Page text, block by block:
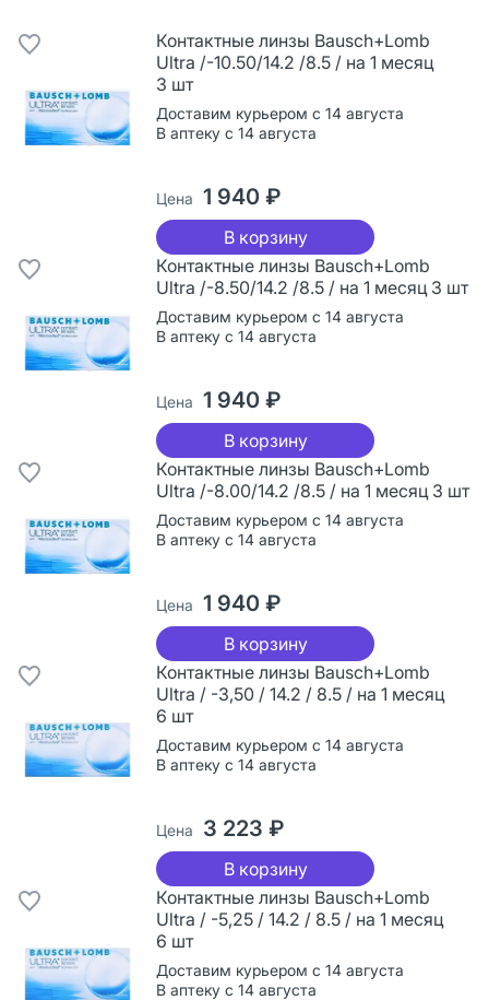
Контактные линзы Bausch+Lomb
Ultra /-10.50/14.2 /8.5 / на 1 месяц
3 шт
Доставим курьером с 14 августа
В аптеку с 14 августа
Цена 1 940 ₽
В корзину
Контактные линзы Bausch+Lomb
Ultra /-8.50/14.2 /8.5 / на 1 месяц 3 шт
Доставим курьером с 14 августа
В аптеку с 14 августа
Цена 1 940 ₽
В корзину
Контактные линзы Bausch+Lomb
Ultra /-8.00/14.2 /8.5 / на 1 месяц 3 шт
Доставим курьером с 14 августа
В аптеку с 14 августа
Цена 1 940 ₽
В корзину
Контактные линзы Bausch+Lomb
Ultra / -3,50 / 14.2 / 8.5 / на 1 месяц
6 шт
Доставим курьером с 14 августа
В аптеку с 14 августа
Цена 3 223 ₽
В корзину
Контактные линзы Bausch+Lomb
Ultra / -5,25 / 14.2 / 8.5 / на 1 месяц
6 шт
Доставим курьером с 14 августа
В аптеку с 14 августа